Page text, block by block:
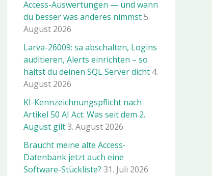
Access-Auswertungen — und wann
du besser was anderes nimmst5.
August 2026
Larva-26009: sa abschalten, Logins
auditieren, Alerts einrichten – so
hältst du deinen SQL Server dicht 4.
August 2026
KI-Kennzeichnungspflicht nach
Artikel 50 AI Act: Was seit dem 2.
August gilt3. August 2026
Braucht meine alte Access-
Datenbank jetzt auch eine
Software-Stückliste? 31. Juli 2026